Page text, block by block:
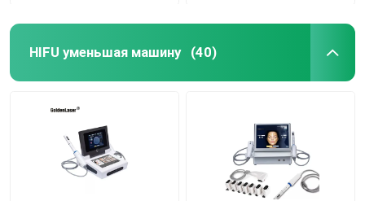
HIFU уменьшая машину (40)